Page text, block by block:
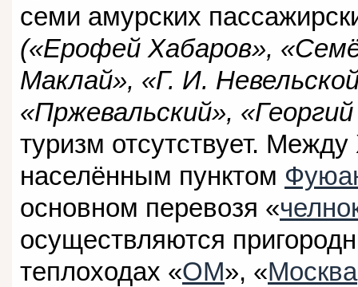
семи амурских
(«Ерофей Хабаров»,
Маклай», «Г. И.
«Пржевальский»,
туризм отсутствует.
населённым пунктом
основном перевозя «
осуществляются
теплоходах «ОМ», «Москва